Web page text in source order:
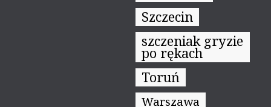
Szczecin
szczeniak gryzie
po rękach
Toruń
Warszawa